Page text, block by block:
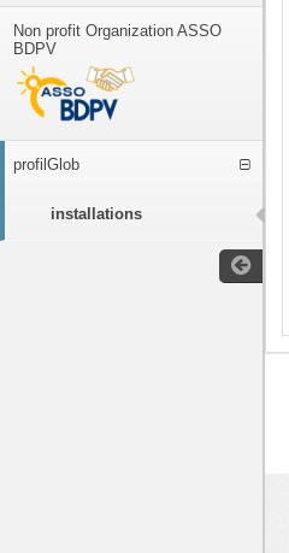
Non profit Organization ASSO
BDPV
profilGlob
installations